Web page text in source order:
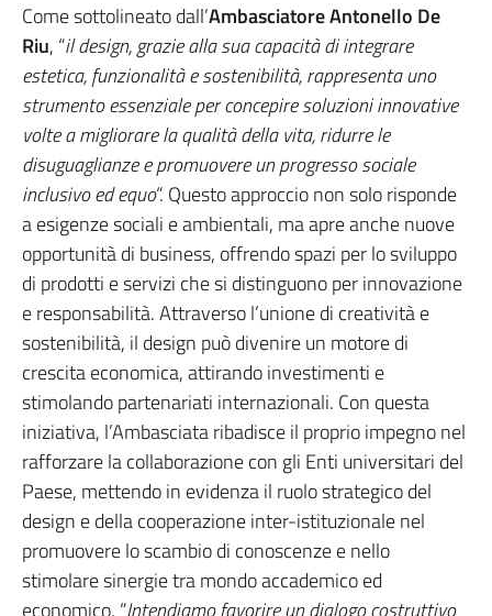
Come sottolineato dall’Ambasciatore Antonello De
Riu, “il design, grazie alla sua capacità di integrare
estetica, funzionalità e sostenibilità, rappresenta uno
strumento essenziale per concepire soluzioni innovative
volte a migliorare la qualità della vita, ridurre le
disuguaglianze e promuovere un progresso sociale
inclusivo ed equo“. Questo approccio non solo risponde
a esigenze sociali e ambientali, ma apre anche nuove
opportunità di business, offrendo spazi per lo sviluppo
di prodotti e servizi che si distinguono per innovazione
e responsabilità. Attraverso l’unione di creatività e
sostenibilità, il design può divenire un motore di
crescita economica, attirando investimenti e
stimolando partenariati internazionali. Con questa
iniziativa, l’Ambasciata ribadisce il proprio impegno nel
rafforzare la collaborazione con gli Enti universitari del
Paese, mettendo in evidenza il ruolo strategico del
design e della cooperazione inter-istituzionale nel
promuovere lo scambio di conoscenze e nello
stimolare sinergie tra mondo accademico ed
economico. “Intendiamo favorire un dialogo costruttivo